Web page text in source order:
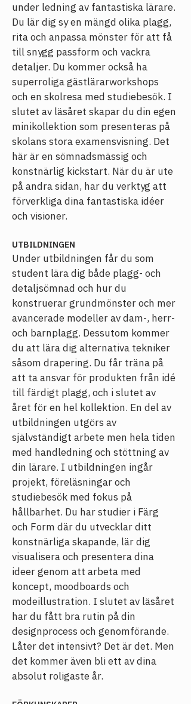
under ledning av fantastiska lärare.
Du lär dig sy en mängd olika plagg,
rita och anpassa mönster för att få
till snygg passform och vackra
detaljer. Du kommer också ha
superroliga gästlärarworkshops
och en skolresa med studiebesök. I
slutet av läsåret skapar du din egen
minikollektion som presenteras på
skolans stora examensvisning. Det
här är en sömnadsmässig och
konstnärlig kickstart. När du är ute
på andra sidan, har du verktyg att
förverkliga dina fantastiska idéer
och visioner.
UTBILDNINGEN
Under utbildningen får du som
student lära dig både plagg- och
detaljsömnad och hur du
konstruerar grundmönster och mer
avancerade modeller av dam-, herr-
och barnplagg. Dessutom kommer
du att lära dig alternativa tekniker
såsom drapering. Du får träna på
att ta ansvar för produkten från idé
till färdigt plagg, och i slutet av
året för en hel kollektion. En del av
utbildningen utgörs av
självständigt arbete men hela tiden
med handledning och stöttning av
din lärare. I utbildningen ingår
projekt, föreläsningar och
studiebesök med fokus på
hållbarhet. Du har studier i Färg
och Form där du utvecklar ditt
konstnärliga skapande, lär dig
visualisera och presentera dina
ideer genom att arbeta med
koncept, moodboards och
modeillustration. I slutet av läsåret
har du fått bra rutin på din
designprocess och genomförande.
Låter det intensivt? Det är det. Men
det kommer även bli ett av dina
absolut roligaste år.